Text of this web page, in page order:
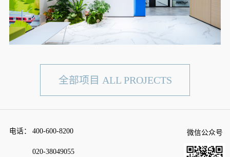
全部项目 ALL PROJECTS
电话： 400-600-8200
020-38049055
微信公众号